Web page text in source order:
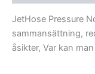
JetHose Pressure
sammansättning,
åsikter, Var kan